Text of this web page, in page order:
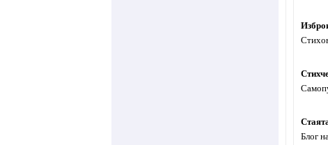
Блог